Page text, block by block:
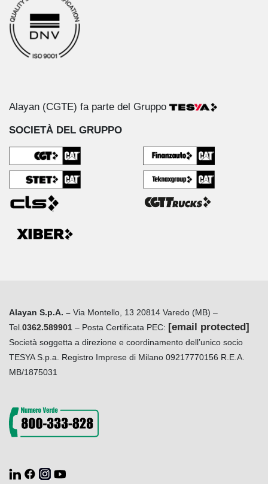
Alayan (CGTE) fa parte del Gruppo
SOCIETÀ DEL GRUPPO
Alayan S.p.A. – Via Montello, 13 20814 Varedo (MB) –
Tel. 0362.589901 – Posta Certificata PEC: [email protected]
Società soggetta a direzione e coordinamento dell’unico socio
TESYA S.p.a. Registro Imprese di Milano 09217770156 R.E.A.
MB/1875031